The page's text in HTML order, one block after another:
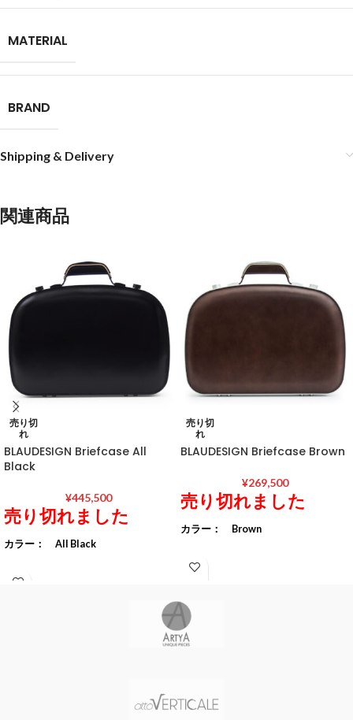
MATERIAL
BRAND
Shipping & Delivery
関連商品
売り切
れ
BLAUDESIGN Briefcase All
Black
¥445,500
売り切れました
カラー： All Black
素材： フレーム アルミニウム
レザー 日本製オリジナル
サイズ： W430 / H355 / D70
売り切
れ
BLAUDESIGN Briefcase Brown
¥269,500
売り切れました
カラー： Brown
素材： フレーム アルミニウム
レザー 日本製オリジナル
牛革
(bottom) mm